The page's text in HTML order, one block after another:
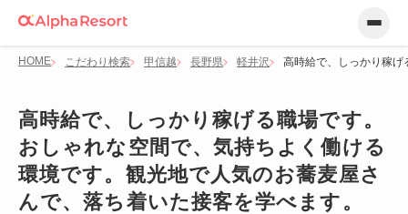
HOME こだわり検索 甲信越 長野県 軽井沢 高時給で、しっかり稼
高時給で、しっかり稼げる職場です。
おしゃれな空間で、気持ちよく働ける
環境です。観光地で人気のお蕎麦屋さ
んで、落ち着いた接客を学べます。